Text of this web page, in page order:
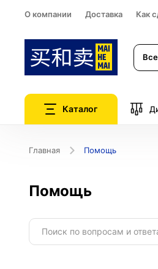
О компании Доставка Как
Каталог
Главная Помощь
Помощь
Поиск по вопросам и